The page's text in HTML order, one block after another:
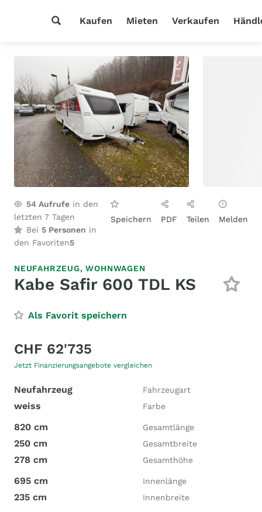
Kaufen Mieten Verkaufen
54 Aufrufe in den
letzten 7 Tagen
Bei 5 Personen in
den Favoriten5
Speichern PDF Teilen Melden
NEUFAHRZEUG,WOHNWAGEN
Kabe Safir 600 TDL KS
Als Favorit speichern
CHF 62'735
Jetzt Finanzierungsangebote vergleichen
Neufahrzeug Fahrzeugart
weiss Farbe
820 cm Gesamtlänge
250 cm Gesamtbreite
278 cm Gesamthöhe
695 cm Innenlänge
235 cm Innenbreite